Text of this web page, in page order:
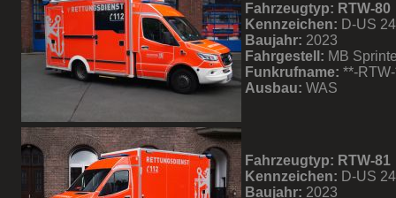
Fahrzeugtyp: RTW-80
Kennzeichen: D-US
Baujahr: 2023
Fahrgestell: MB
Funkrufname: **-
Ausbau: WAS
Fahrzeugtyp: RTW-81
Kennzeichen: D-US
Baujahr: 2023